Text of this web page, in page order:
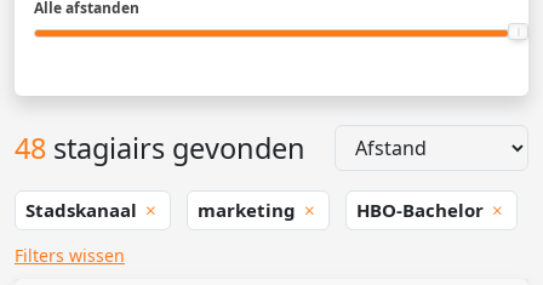
Alle afstanden
48 stagiairs gevonden
Stadskanaal marketing HBO-Bachelor
Filters wissen